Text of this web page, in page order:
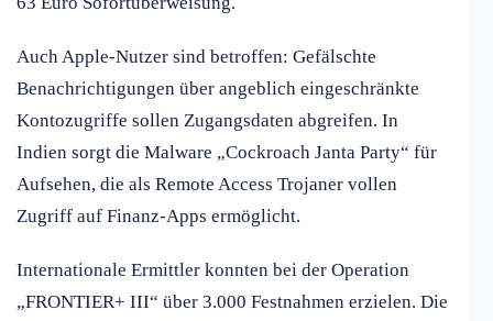
Auch Apple-Nutzer sind betroffen: Gefälschte
Benachrichtigungen über angeblich eingeschränkte
Kontozugriffe sollen Zugangsdaten abgreifen. In
Indien sorgt die Malware „Cockroach Janta Party“ für
Aufsehen, die als Remote Access Trojaner vollen
Zugriff auf Finanz-Apps ermöglicht.
Internationale Ermittler konnten bei der Operation
„FRONTIER+ III“ über 3.000 Festnahmen erzielen. Die